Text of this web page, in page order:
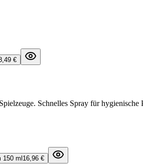
€
Schnelles Spray für hygienische
ml 16,96 €